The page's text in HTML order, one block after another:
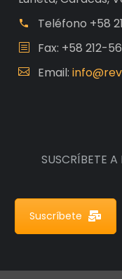
Teléfono +58
Fax: +58 212-
Email:
SUSCRÍBETE
Suscríbete